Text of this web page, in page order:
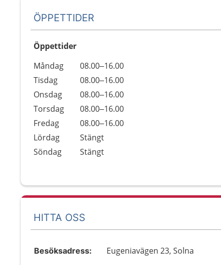
ÖPPETTIDER
Öppettider
Dag
Öppettider
Kommentarer
Måndag
08.00–16.00
Tisdag
08.00–16.00
Onsdag
08.00–16.00
Torsdag
08.00–16.00
Fredag
08.00–16.00
Lördag
Stängt
Söndag
Stängt
HITTA OSS
Besöksadress: Eugeniavägen 23, Solna